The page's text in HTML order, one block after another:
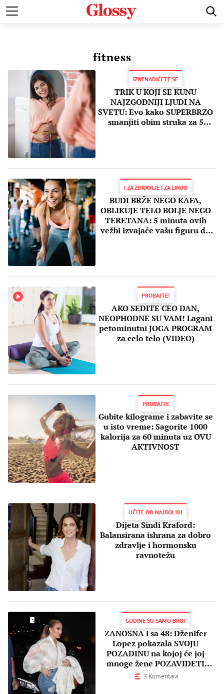
POZNATI MODA I LEPOTA ZDRAVI I SREĆNI LJUBAV
fitness
IZNENADIĆETE SE
TRIK U KOJI SE KUNU
NAJZGODNIJI LJUDI NA
SVETU: Evo kako SUPERBRZO
smanjiti obim struka za 5
I ZA ZDRAVLJE I ZA LINIJU
BUDI BRŽE NEGO KAFA,
OBLIKUJE TELO BOLJE NEGO
TERETANA: 5 minuta ovih
vežbi izvajaće vašu figuru do
PROBAJTE!
AKO SEDITE CEO DAN,
NEOPHODNE SU VAM! Lagani
petominutni JOGA PROGRAM
za celo telo (VIDEO)
PROBAJTE
Gubite kilograme i zabavite se
u isto vreme: Sagorite 1000
kalorija za 60 minuta uz OVU
AKTIVNOST
UČITE OD NAJBOLJIH
Dijeta Sindi Kraford:
Balansirana ishrana za dobro
zdravlje i hormonsku
ravnotežu
GODINE SU SAMO BROJ
ZANOSNA i sa 48: Dženifer
Lopez pokazala SVOJU
POZADINU na kojoj će joj
mnoge žene POZAVIDETI
(FOTO)
3 Komentara